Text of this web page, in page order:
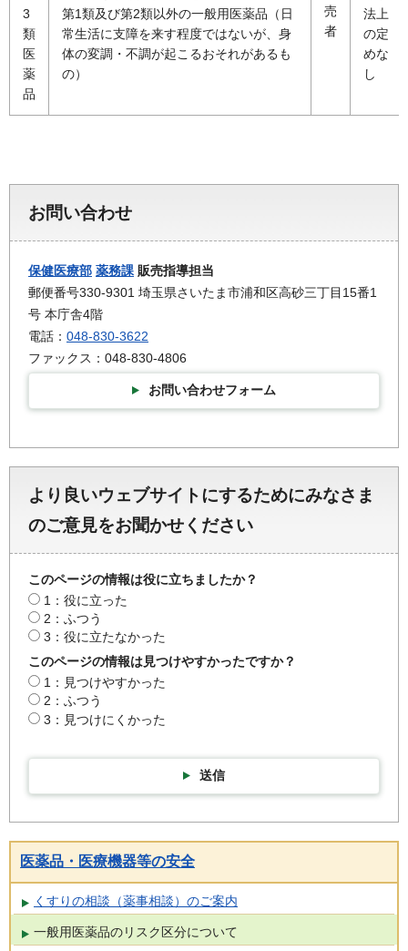
売
者
3
類
医
薬
品
第1類及び第2類以外の一般用医薬品（日
常生活に支障を来す程度ではないが、身
体の変調・不調が起こるおそれがあるも
の）
法上
の定
めな
し
お問い合わせ
保健医療部 薬務課 販売指導担当
郵便番号330-9301 埼玉県さいたま市浦和区高砂三丁目15番1
号 本庁舎4階
電話： 048-830-3622
ファックス：048-830-4806
お問い合わせフォーム
より良いウェブサイトにするためにみなさま
のご意見をお聞かせください
このページの情報は役に立ちましたか？
1：役に立った
2：ふつう
3：役に立たなかった
このページの情報は見つけやすかったですか？
1：見つけやすかった
2：ふつう
3：見つけにくかった
送信
医薬品・医療機器等の安全
くすりの相談（薬事相談）のご案内
一般用医薬品のリスク区分について